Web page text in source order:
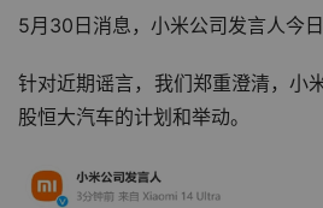
5月30日消息，小米公司发言人今日
针对近期谣言，我们郑重澄清，小
股恒大汽车的计划和举动。